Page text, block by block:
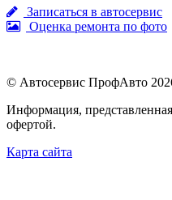
Записаться в автосервис
Оценка ремонта по фото
© Автосервис ПрофАвто
Информация,
офертой.
Карта сайта